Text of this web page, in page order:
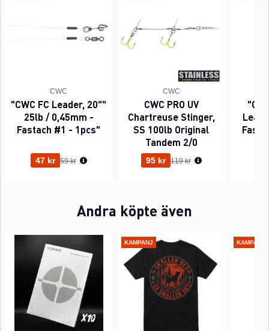
CWC
"CWC FC Leader, 20""
25lb / 0,45mm -
Fastach #1 - 1pcs"
47 kr Ordinarie pris:
59 kr
CWC
CWC PRO UV
Chartreuse Stinger,
SS 100lb Original
Tandem 2/0
95 kr Ordinarie pris:
119 kr
Andra köpte även
KAMPANJ KAMPANJ